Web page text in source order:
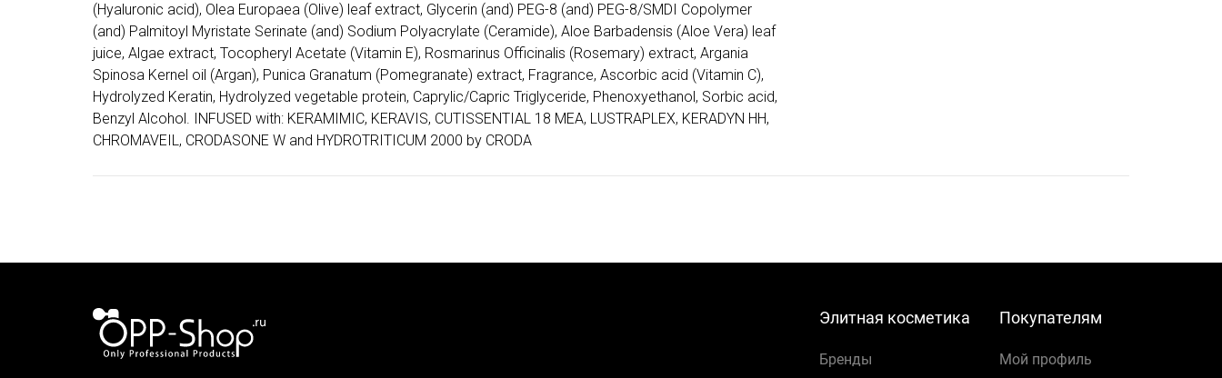
(Hyaluronic acid), Olea Europaea (Olive) leaf extract, Glycerin (and) PEG-8 (and) PEG-8/SMDI Copolymer
(and) Palmitoyl Myristate Serinate (and) Sodium Polyacrylate (Ceramide), Aloe Barbadensis (Aloe Vera) leaf
juice, Algae extract, Tocopheryl Acetate (Vitamin E), Rosmarinus Officinalis (Rosemary) extract, Argania
Spinosa Kernel oil (Argan), Punica Granatum (Pomegranate) extract, Fragrance, Ascorbic acid (Vitamin C),
Hydrolyzed Keratin, Hydrolyzed vegetable protein, Caprylic/Capric Triglyceride, Phenoxyethanol, Sorbic acid,
Benzyl Alcohol. INFUSED with: KERAMIMIC, KERAVIS, CUTISSENTIAL 18 MEA, LUSTRAPLEX, KERADYN HH,
CHROMAVEIL, CRODASONE W and HYDROTRITICUM 2000 by CRODA
Элитная косметика
Бренды
Покупателям
Мой профиль